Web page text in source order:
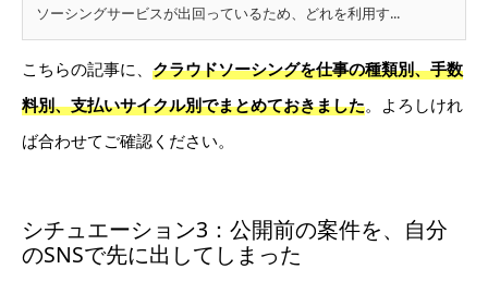
ソーシングサービスが出回っているため、どれを利用す...
こちらの記事に、 クラウドソーシングを仕事の種類別、手数
料別、支払いサイクル別でまとめておきました。よろしけれ
ば合わせてご確認ください。
シチュエーション3：公開前の案件を、自分
のSNSで先に出してしまった